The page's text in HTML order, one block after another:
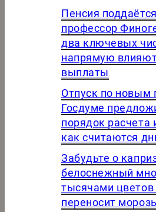
Пенсия
профессор
два ключевых
напрямую
выплаты
Отпуск по новым
Госдуме
порядок расчета
как считаются
Забудьте о
белоснежный
тысячами цветов
переносит